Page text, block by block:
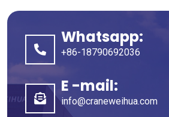
Whatsapp:
+86-18790692036
E -mail:
info@craneweihua.com